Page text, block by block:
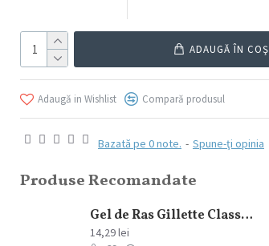
Bazată pe 0 note. - Spune-ţi opinia
ADAUGĂ ÎN COŞ
Adaugă in Wishlist Compară produsul
Produse Recomandate
Gel de Ras Gillette Classic Original 200 ml
14,29 lei